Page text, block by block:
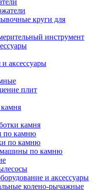
круги для
инструмент
аксессуары
плит
камня
по камню
по камню
по камню
и аксессуары
колено-рычажные